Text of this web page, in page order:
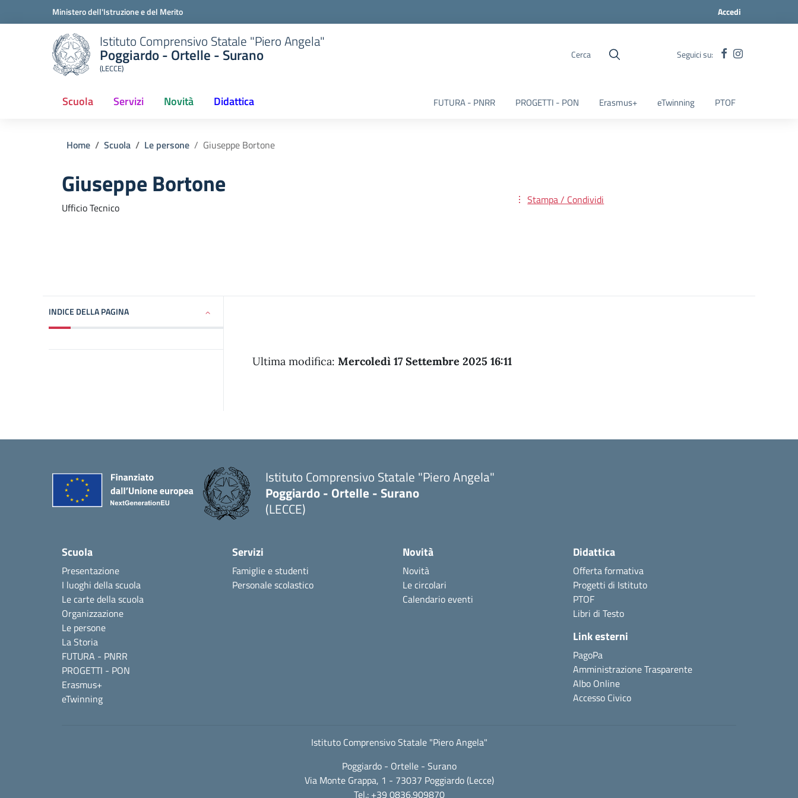
Ministero dell'Istruzione e del Merito Accedi
Istituto Comprensivo Statale "Piero Angela"
Poggiardo - Ortelle - Surano
(LECCE)
Cerca Seguici su:
Scuola Servizi Novità Didattica FUTURA - PNRR PROGETTI - PON Erasmus+ eTwinning PTOF
Home Scuola Le persone Giuseppe Bortone
Giuseppe Bortone
Ufficio Tecnico
Stampa / Condividi
INDICE DELLA PAGINA
Ultima modifica: Mercoledì 17 Settembre 2025 16:11
Istituto Comprensivo Statale "Piero Angela"
Poggiardo - Ortelle - Surano
(LECCE)
Scuola
Presentazione
I luoghi della scuola
Le carte della scuola
Organizzazione
Le persone
La Storia
FUTURA - PNRR
PROGETTI - PON
Erasmus+
eTwinning
Servizi
Famiglie e studenti
Personale scolastico
Novità
Novità
Le circolari
Calendario eventi
Didattica
Offerta formativa
Progetti di Istituto
PTOF
Libri di Testo
Link esterni
PagoPa
Amministrazione Trasparente
Albo Online
Accesso Civico
Istituto Comprensivo Statale "Piero Angela"
Poggiardo - Ortelle - Surano
Via Monte Grappa, 1 - 73037 Poggiardo (Lecce)
Tel.: +39 0836.909870